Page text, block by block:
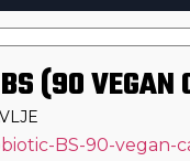
(90 VEGAN